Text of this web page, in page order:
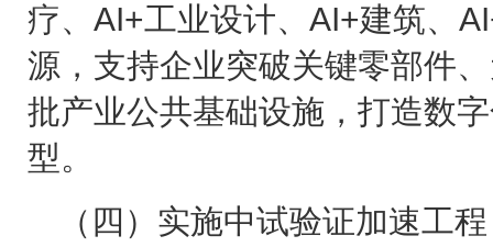
疗、 AI+工业设计、 AI+建筑、
源，支持企业突破关键零部件
批产业公共基础设施，打造数
型。
（四）实施中试验证加速工